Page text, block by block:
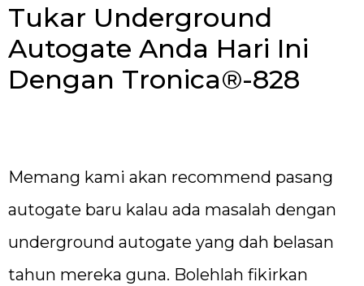
Tukar Underground
Autogate Anda Hari Ini
Dengan Tronica®-828
Memang kami akan recommend pasang
autogate baru kalau ada masalah dengan
underground autogate yang dah belasan
tahun mereka guna. Bolehlah fikirkan